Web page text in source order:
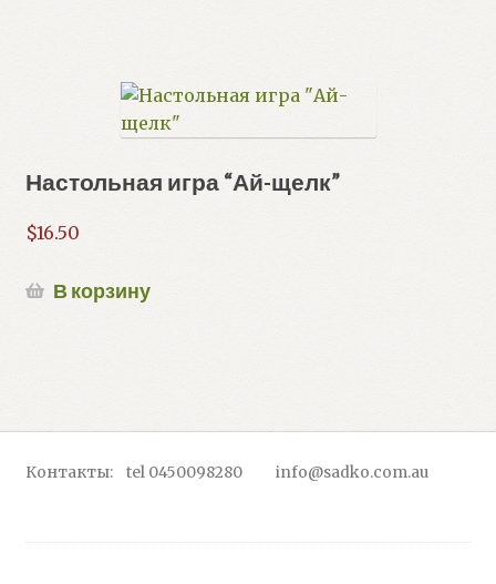
Настольная игра “Ай-щелк”
$16.50
В корзину
Контакты: tel 0450098280 info@sadko.com.au